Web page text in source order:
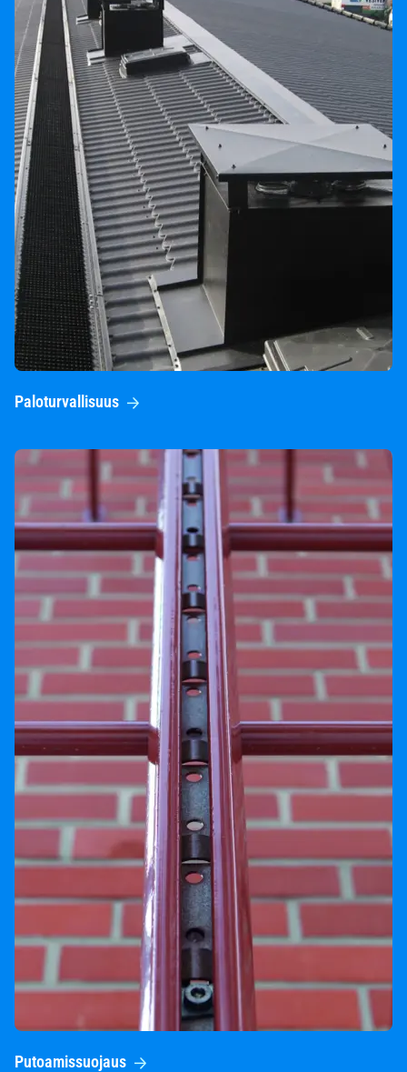
Paloturvallisuus
Putoamissuojaus